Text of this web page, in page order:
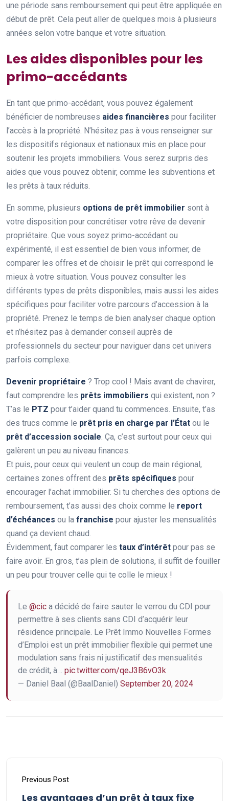
une période sans remboursement qui peut être appliquée en
début de prêt. Cela peut aller de quelques mois à plusieurs
années selon votre banque et votre situation.
Les aides disponibles pour les
primo-accédants
En tant que primo-accédant, vous pouvez également
bénéficier de nombreuses aides financières pour faciliter
l’accès à la propriété. N’hésitez pas à vous renseigner sur
les dispositifs régionaux et nationaux mis en place pour
soutenir les projets immobiliers. Vous serez surpris des
aides que vous pouvez obtenir, comme les subventions et
les prêts à taux réduits.
En somme, plusieurs options de prêt immobilier sont à
votre disposition pour concrétiser votre rêve de devenir
propriétaire. Que vous soyez primo-accédant ou
expérimenté, il est essentiel de bien vous informer, de
comparer les offres et de choisir le prêt qui correspond le
mieux à votre situation. Vous pouvez consulter les
différents types de prêts disponibles, mais aussi les aides
spécifiques pour faciliter votre parcours d’accession à la
propriété. Prenez le temps de bien analyser chaque option
et n’hésitez pas à demander conseil auprès de
professionnels du secteur pour naviguer dans cet univers
parfois complexe.
Devenir propriétaire ? Trop cool ! Mais avant de chavirer,
faut comprendre les prêts immobiliers qui existent, non ?
T’as le PTZ pour t’aider quand tu commences. Ensuite, t’as
des trucs comme le prêt pris en charge par l’État ou le
prêt d’accession sociale. Ça, c’est surtout pour ceux qui
galèrent un peu au niveau finances.
Et puis, pour ceux qui veulent un coup de main régional,
certaines zones offrent des prêts spécifiques pour
encourager l’achat immobilier. Si tu cherches des options de
remboursement, t’as aussi des choix comme le report
d’échéances ou la franchise pour ajuster les mensualités
quand ça devient chaud.
Évidemment, faut comparer les taux d’intérêt pour pas se
faire avoir. En gros, t’as plein de solutions, il suffit de fouiller
un peu pour trouver celle qui te colle le mieux !
Le @cic a décidé de faire sauter le verrou du CDI pour
permettre à ses clients sans CDI d’acquérir leur
résidence principale. Le Prêt Immo Nouvelles Formes
d’Emploi est un prêt immobilier flexible qui permet une
modulation sans frais ni justificatif des mensualités
de crédit, à… pic.twitter.com/qeJ3B6vO3k
— Daniel Baal (@BaalDaniel) September 20, 2024
Previous Post
Les avantages d’un prêt à taux fixe